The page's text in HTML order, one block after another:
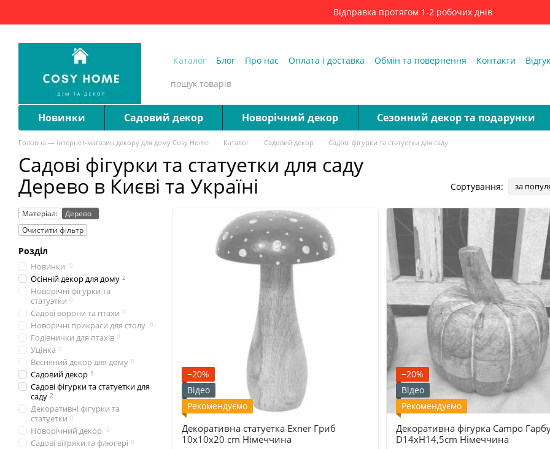
Відправка протягом 1-2 робочих днів
Каталог Блог Про нас Оплата і доставка Обмін та повернення Контакти
Новинки Садовий декор Новорічний декор Сезонний декор та подарунки
Головна — інтернет-магазин декору для дому Cosy Home Каталог Садовий декор Садові фігурки та статуетки для саду
Садові фігурки та статуетки для саду
Дерево в Києві та Україні
Сортування: за
−20%
Відео
Рекомендуємо
Декоративна статуетка Exner Гриб
10x10x20 cm Німеччина
−20%
Відео
Рекомендуємо
Декоративна фігурка Campo
D14xH14,5cm Німеччина
Матеріал:
Дерево
Очистити фільтр
Розділ
Новинки 0
Осінній декор для дому 2
Новорічні фігурки та
статуэтки 0
Садові ворони та птахи 0
Новорічні прикраси для столу 0
Годівнички для птахів 0
Уцінка 0
Весняний декор для дому 0
Садовий декор 1
Садові фігурки та статуетки для
саду 2
Декоративні фігурки та
статуетки 0
Новорічний декор 0
Садові вітряки та флюгері 0